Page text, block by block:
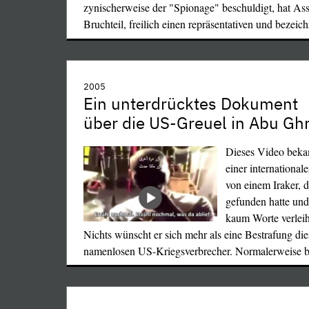
Westblocks, vorab der CIA, am 18. August 2015
hingerichtet wurde. Während er im archäologischen
Palermo "Museo Archeologico Regionale Antonino
angemessen gewürdigt wird, erwähnen ihn
Museen mit keinem Sterbenswörtchen. (Oder ist
Gegenteil bekannt?)
zynischerweise der "Spionage" beschuldigt, hat
Bruchteil, freilich einen repräsentativen und
2005
Ein unterdrücktes Dokument
über die US-Greuel in Abu
Dieses Video
einer
von einem Iraker,
gefunden hatte
kaum Worte
Nichts wünscht er sich mehr als eine Bestrafung
namenlosen US-Kriegsverbrecher. Normalerweise